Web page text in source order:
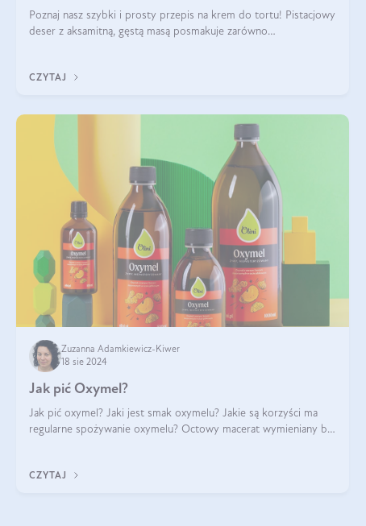
Poznaj nasz szybki i prosty przepis na krem do tortu! Pistacjowy
deser z aksamitną, gęstą masą posmakuje zarówno
CZYTAJ
Zuzanna Adamkiewicz-Kiwer
18 sie 2024
Jak pić Oxymel?
Jak pić oxymel? Jaki jest smak oxymelu? Jakie są korzyści ma
regularne spożywanie oxymelu? Octowy macerat wymieniany był
CZYTAJ